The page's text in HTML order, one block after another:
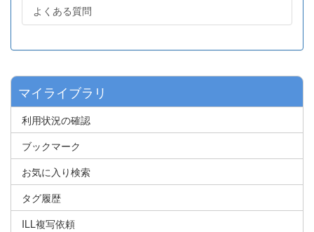
よくある質問
マイライブラリ
利用状況の確認
ブックマーク
お気に入り検索
タグ履歴
ILL複写依頼